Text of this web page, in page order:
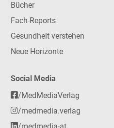
Bücher
Fach-Reports
Gesundheit verstehen
Neue Horizonte
Social Media
/MedMediaVerlag
/medmedia.verlag
/medmedia-at